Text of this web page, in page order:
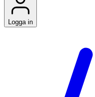
Logga in